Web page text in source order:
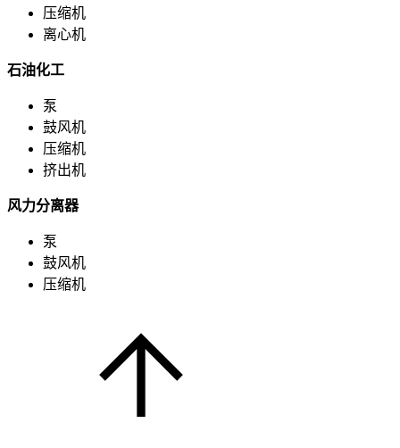
压缩机
离心机
石油化工
泵
鼓风机
压缩机
挤出机
风力分离器
泵
鼓风机
压缩机